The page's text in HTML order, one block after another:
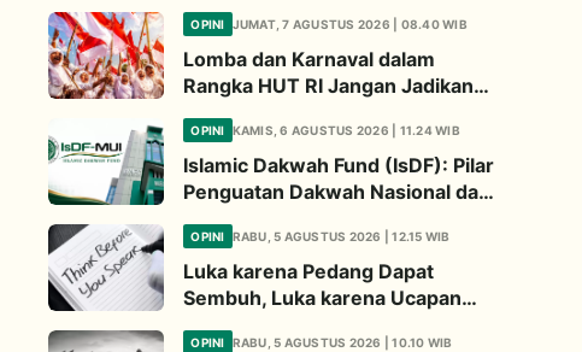
OPINI JUMAT, 7 AGUSTUS 2026 | 08.40 WIB
Lomba dan Karnaval dalam
Rangka HUT RI Jangan Jadikan
Ajang Judi dan Kampanye LGBT
OPINI KAMIS, 6 AGUSTUS 2026 | 11.24 WIB
Islamic Dakwah Fund (IsDF): Pilar
Penguatan Dakwah Nasional dan
Jembatan Kepedulian Umat
Global
OPINI RABU, 5 AGUSTUS 2026 | 12.15 WIB
Luka karena Pedang Dapat
Sembuh, Luka karena Ucapan
Dapat Diwariskan
OPINI RABU, 5 AGUSTUS 2026 | 10.10 WIB